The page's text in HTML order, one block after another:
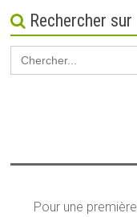
Rechercher
Search
for:
Pour une